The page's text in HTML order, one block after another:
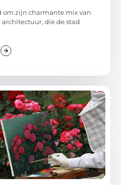
om zijn charmante mix van
die de stad